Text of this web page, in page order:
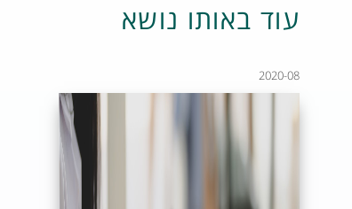
עוד באותו נושא
2020-08